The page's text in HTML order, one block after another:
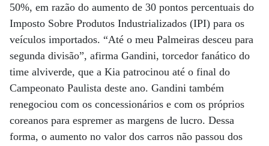
50%, em razão do aumento de 30 pontos percentuais do
Imposto Sobre Produtos Industrializados (IPI) para os
veículos importados. “Até o meu Palmeiras desceu para
segunda divisão”, afirma Gandini, torcedor fanático do
time alviverde, que a Kia patrocinou até o final do
Campeonato Paulista deste ano. Gandini também
renegociou com os concessionários e com os próprios
coreanos para espremer as margens de lucro. Dessa
forma, o aumento no valor dos carros não passou dos